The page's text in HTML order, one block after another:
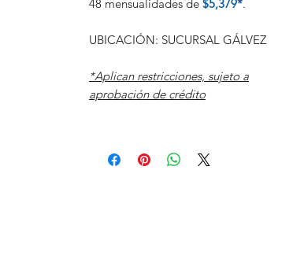
48 mensualidades de $5,379*.
UBICACIÓN: SUCURSAL GÁLVEZ
*Aplican restricciones, sujeto a
aprobación de crédito